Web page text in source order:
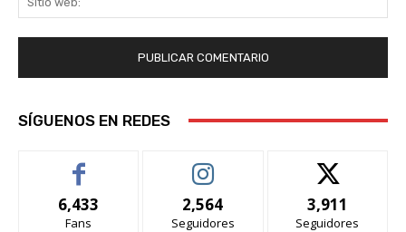
SÍGUENOS EN REDES
6,433
Fans
2,564
Seguidores
3,911
Seguidores